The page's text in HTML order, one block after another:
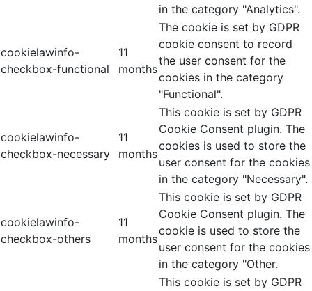
in the category "Analytics".
cookielawinfo-
checkbox-functional
11
months
The cookie is set by GDPR
cookie consent to record
the user consent for the
cookies in the category
"Functional".
cookielawinfo-
checkbox-necessary
11
months
This cookie is set by GDPR
Cookie Consent plugin. The
cookies is used to store the
user consent for the cookies
in the category "Necessary".
cookielawinfo-
checkbox-others
11
months
This cookie is set by GDPR
Cookie Consent plugin. The
cookie is used to store the
user consent for the cookies
in the category "Other.
This cookie is set by GDPR